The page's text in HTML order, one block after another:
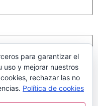
para garantizar el
uso y mejorar nuestros
rechazar las no
Política de cookies